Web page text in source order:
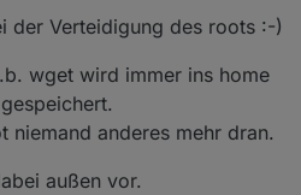
der Verteidigung des roots :-)
wget wird immer ins home
niemand anderes mehr dran.
außen vor.